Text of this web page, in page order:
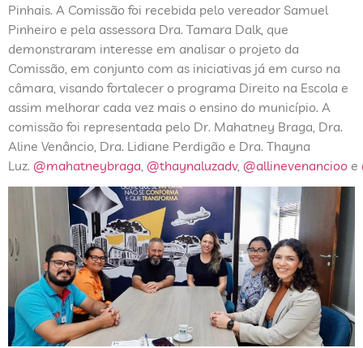
Pinhais. A Comissão foi recebida pelo vereador Samuel
Pinheiro e pela assessora Dra. Tamara Dalk, que
demonstraram interesse em analisar o projeto da
Comissão, em conjunto com as iniciativas já em curso na
câmara, visando fortalecer o programa Direito na Escola e
assim melhorar cada vez mais o ensino do município. A
comissão foi representada pelo Dr. Mahatney Braga, Dra.
Aline Venâncio, Dra. Lidiane Perdigão e Dra. Thayna
Luz. @mahatneybraga @thaynaluzadv, @allinevenancioo e